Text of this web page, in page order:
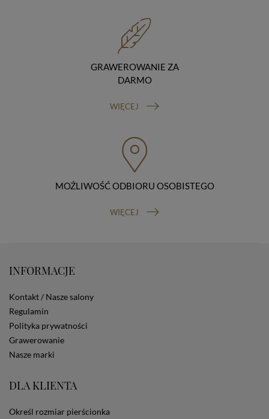
abyśmy przetwarzali Twoje dane, możesz zażądać,
abyśmy je usunęli), prawo do ograniczenia
przetwarzania danych (możesz zażądać, abyśmy
ograniczyli przetwarzanie Twoich danych osobowych
wyłącznie do ich przechowywania lub wykonywania
uzgodnionych z Tobą działań, jeżeli Twoim zdaniem
mamy nieprawidłowe dane na Twój temat lub
sprzeciwu wobec przetwarzania danych, prawo do
Osobowych, ul. Stawki 2, 00-193 Warszawa) oraz
prawo do cofnięcia zgody na przetwarzanie danych
osobowych (masz prawo cofnięcia zgody na
przetwarzanie danych w dowolnym momencie;
cofnięcie zgody nie ma wpływu na zgodność z prawem
zgody przed jej cofnięciem). W celu wykonania swoich
zawartości naszej strony
Na stronie Sklepu są wykorzystywane pliki cookies.
Stosowane są one w celach zapewnienia maksymalnej
przy korzystaniu ze Sklepu (zapamiętywanie
preferencji i ustawień na stronie, zbieranie
anonimowych danych dla celów reklamowych i
ze Sklepu bez zmiany ustawień w przeglądarce
zamieszczane w urządzeniu końcowym każdego
GRAWEROWANIE ZA
DARMO
WIĘCEJ
MOŹLIWOŚĆ ODBIORU OSOBISTEGO
WIĘCEJ
INFORMACJE
Kontakt / Nasze salony
Regulamin
Polityka prywatności
Grawerowanie
Nasze marki
DLA KLIENTA
Określ rozmiar pierścionka